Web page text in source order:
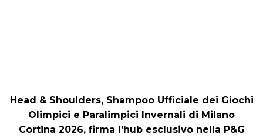
Head & Shoulders, Shampoo Ufficiale dei Giochi
Olimpici e Paralimpici Invernali di Milano
Cortina 2026, firma l’hub esclusivo nella P&G